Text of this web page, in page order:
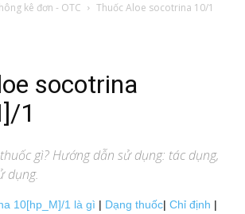
kê đơn - OTC Thuốc Aloe socotrina 10/1
socotrina
1
gì? Hướng dẫn sử dụng: tác dụng,
dụng.
10[hp_M]/1 là gì | Dạng thuốc| Chỉ định |